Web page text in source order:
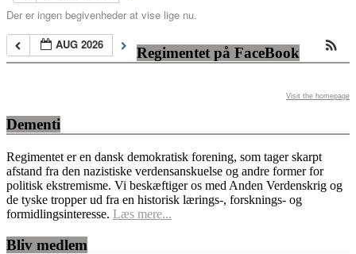
Der er ingen begivenheder at vise lige nu.
AUG 2026
Regimentet på FaceBook
Visit the homepage
Dementi
Regimentet er en dansk demokratisk forening, som tager skarpt
afstand fra den nazistiske verdensanskuelse og andre former for
politisk ekstremisme. Vi beskæftiger os med Anden Verdenskrig og
de tyske tropper ud fra en historisk lærings-, forsknings- og
formidlingsinteresse. Læs mere...
Bliv medlem